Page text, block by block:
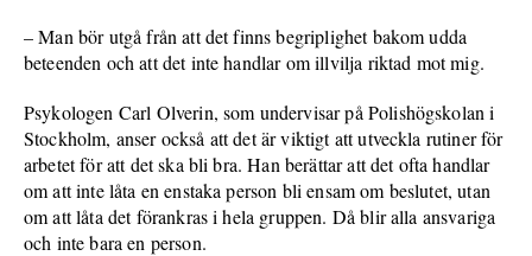
– Man bör utgå från att det finns begriplighet bakom udda
beteenden och att det inte handlar om illvilja riktad mot mig.
Psykologen Carl Olverin, som undervisar på Polishögskolan i
Stockholm, anser också att det är viktigt att utveckla rutiner för
arbetet för att det ska bli bra. Han berättar att det ofta handlar
om att inte låta en enstaka person bli ensam om beslutet, utan
om att låta det förankras i hela gruppen. Då blir alla ansvariga
och inte bara en person.